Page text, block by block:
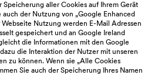
Speicherung aller Cookies auf Ihrem Gerät
der Nutzung von „Google Enhanced
Webseite Nutzung werden E-Mail Adressen
gespeichert und an Google Ireland
die Informationen mit den Google
die Interaktion der Nutzer mit unseren
zu können. Wenn sie „Alle Cookies
Sie auch der Speicherung Ihres Namen